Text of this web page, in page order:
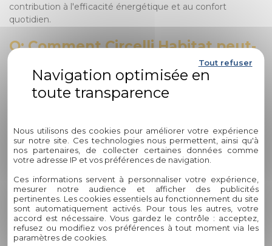
contribution à l'efficacité énergétique et au confort
quotidien.
Q: Comment Circelli Habitat peut-
il vous aider dans votre projet
d'aménagement ?
et fonctionnels, pour répondre à vos besoins spécifiques en
matière d'aménagement intérieur. Nos experts qualifiés
vous accompagnent avec des conseils personnalisés et une
un lieu d'exception.
Résumé des Informations Clés :
Avantages
Pourquoi
Nous utilisons des cookies pour améliorer votre expérience
sur notre site. Ces technologies nous permettent, ainsi qu'à
nos partenaires, de collecter certaines données comme
votre adresse IP et vos préférences de navigation.
Ces informations servent à personnaliser votre expérience,
mesurer notre audience et afficher des publicités
pertinentes. Les cookies essentiels au fonctionnement du site
sont automatiquement activés. Pour tous les autres, votre
accord est nécessaire. Vous gardez le contrôle : acceptez,
refusez ou modifiez vos préférences à tout moment via les
paramètres de cookies.
Tout refuser